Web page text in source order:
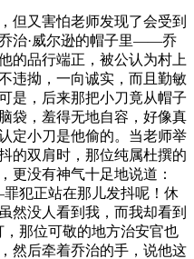
但又害怕老师发现了会受到
治·威尔逊的帽子里——乔
的品行端正，被公认为村上
违拗，一向诚实，而且勤敏
是，后来那把小刀竟从帽子
袋，羞得无地自容，好像真
定小刀是他偷的。当老师举
的双肩时，那位纯属杜撰的
更没有神气十足地说道：
犯正站在那儿发抖呢！休
然没人看到我，而我却看到
那位可敬的地方治安官也
然后牵着乔治的手，说他这